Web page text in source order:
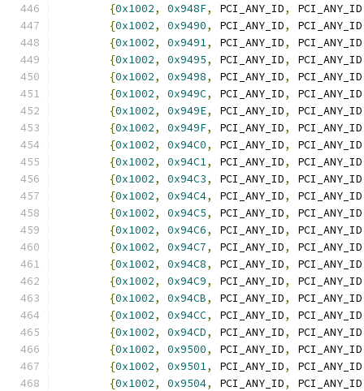
{0x1002, 0x948F, PCI_ANY_ID, PCI_ANY_ID
{0x1002, 0x9490, PCI_ANY_ID, PCI_ANY_ID
{0x1002, 0x9491, PCI_ANY_ID, PCI_ANY_ID
{0x1002, 0x9495, PCI_ANY_ID, PCI_ANY_ID
{0x1002, 0x9498, PCI_ANY_ID, PCI_ANY_ID
{0x1002, 0x949C, PCI_ANY_ID, PCI_ANY_ID
{0x1002, 0x949E, PCI_ANY_ID, PCI_ANY_ID
{0x1002, 0x949F, PCI_ANY_ID, PCI_ANY_ID
{0x1002, 0x94C0, PCI_ANY_ID, PCI_ANY_ID
{0x1002, 0x94C1, PCI_ANY_ID, PCI_ANY_ID
{0x1002, 0x94C3, PCI_ANY_ID, PCI_ANY_ID
{0x1002, 0x94C4, PCI_ANY_ID, PCI_ANY_ID
{0x1002, 0x94C5, PCI_ANY_ID, PCI_ANY_ID
{0x1002, 0x94C6, PCI_ANY_ID, PCI_ANY_ID
{0x1002, 0x94C7, PCI_ANY_ID, PCI_ANY_ID
{0x1002, 0x94C8, PCI_ANY_ID, PCI_ANY_ID
{0x1002, 0x94C9, PCI_ANY_ID, PCI_ANY_ID
{0x1002, 0x94CB, PCI_ANY_ID, PCI_ANY_ID
{0x1002, 0x94CC, PCI_ANY_ID, PCI_ANY_ID
{0x1002, 0x94CD, PCI_ANY_ID, PCI_ANY_ID
{0x1002, 0x9500, PCI_ANY_ID, PCI_ANY_ID
{0x1002, 0x9501, PCI_ANY_ID, PCI_ANY_ID
{0x1002, 0x9504, PCI_ANY_ID, PCI_ANY_ID